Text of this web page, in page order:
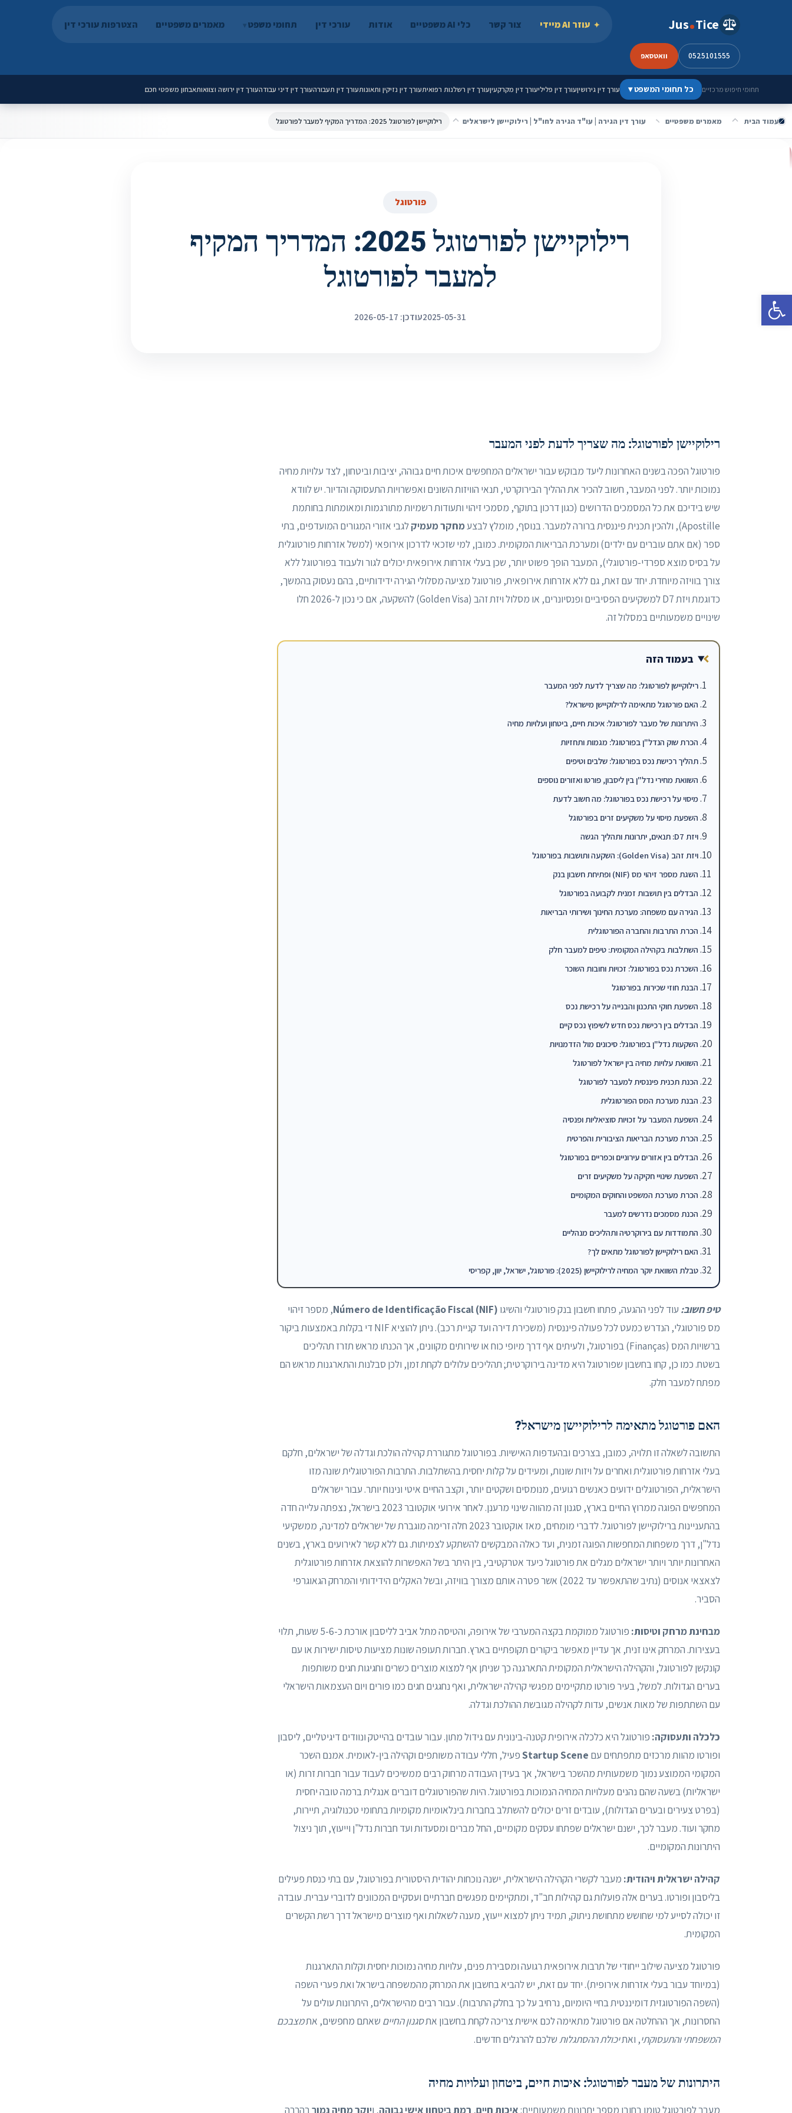
פתח סרגל נגישות
Jus Tice עוזר AI מיידי צור קשר כלי AI משפטיים אודות עורכי דין תחומי משפט מאמרים משפטיים הצטרפות עורכי דין
0525101555 וואטסאפ
תחומי חיפוש מרכזיים כל תחומי המשפט▾ עורך דין גירושיןעורך דין פליליעורך דין מקרקעיןעורך דין רשלנות רפואיתעורך דין נזיקין ותאונותעורך דין תעבורהעורך דין דיני עבודהעורך דין ירושה וצוואותאבחון משפטי חכם
עמוד הבית מאמרים משפטיים עורך דין הגירה | עו"ד הגירה לחו"ל | רילוקיישן לישראלים רילוקיישן לפורטוגל 2025: המדריך המקיף למעבר לפורטוגל
פורטוגל
רילוקיישן לפורטוגל 2025: המדריך המקיף
למעבר לפורטוגל
2025-05-31עודכן: 2026-05-17
רילוקיישן לפורטוגל: מה שצריך לדעת לפני המעבר
פורטוגל הפכה בשנים האחרונות ליעד מבוקש עבור ישראלים המחפשים איכות חיים גבוהה, יציבות וביטחון, לצד עלויות מחיה
נמוכות יותר. לפני המעבר, חשוב להכיר את ההליך הבירוקרטי, תנאי הוויזות השונים ואפשרויות התעסוקה והדיור. יש לוודא
שיש בידיכם את כל המסמכים הדרושים (כגון דרכון בתוקף, מסמכי זיהוי ותעודות רשמיות מתורגמות ומאומתות בחותמת
Apostille), ולהכין תכנית פיננסית ברורה למעבר. בנוסף, מומלץ לבצע
מחקר מעמיקלגבי אזורי המגורים המועדפים, בתי
ספר (אם אתם עוברים עם ילדים) ומערכת הבריאות המקומית. כמובן, למי שזכאי לדרכון אירופאי (למשל אזרחות פורטוגלית
על בסיס מוצא ספרדי-פורטוגלי), המעבר הופך פשוט יותר, שכן בעלי אזרחות אירופאית יכולים לגור ולעבוד בפורטוגל ללא
צורך בוויזה מיוחדת. יחד עם זאת, גם ללא אזרחות אירופאית, פורטוגל מציעה מסלולי הגירה ידידותיים, בהם נעסוק בהמשך,
כדוגמת ויזת D7 למשקיעים הפסיביים ופנסיונרים, או מסלול ויזת זהב (Golden Visa) להשקעה, אם כי נכון ל-2026 חלו
שינויים משמעותיים במסלול זה.
בעמוד הזה
רילוקיישן לפורטוגל: מה שצריך לדעת לפני המעבר
האם פורטוגל מתאימה לרילוקיישן מישראל?
היתרונות של מעבר לפורטוגל: איכות חיים, ביטחון ועלויות מחיה
הכרת שוק הנדל"ן בפורטוגל: מגמות ותחזיות
תהליך רכישת נכס בפורטוגל: שלבים וטיפים
השוואת מחירי נדל"ן בין ליסבון, פורטו ואזורים נוספים
מיסוי על רכישת נכס בפורטוגל: מה חשוב לדעת
השפעת מיסוי על משקיעים זרים בפורטוגל
ויזת D7: תנאים, יתרונות ותהליך הגשה
ויזת זהב (Golden Visa): השקעה ותושבות בפורטוגל
השגת מספר זיהוי מס (NIF) ופתיחת חשבון בנק
הבדלים בין תושבות זמנית לקבועה בפורטוגל
הגירה עם משפחה: מערכת החינוך ושירותי הבריאות
הכרת התרבות והחברה הפורטוגלית
השתלבות בקהילה המקומית: טיפים למעבר חלק
השכרת נכס בפורטוגל: זכויות וחובות השוכר
הבנת חוזי שכירות בפורטוגל
השפעת חוקי התכנון והבנייה על רכישת נכס
הבדלים בין רכישת נכס חדש לשיפוץ נכס קיים
השקעות נדל"ן בפורטוגל: סיכונים מול הזדמנויות
השוואת עלויות מחיה בין ישראל לפורטוגל
הכנת תכנית פיננסית למעבר לפורטוגל
הבנת מערכת המס הפורטוגלית
השפעת המעבר על זכויות סוציאליות ופנסיה
הכרת מערכת הבריאות הציבורית והפרטית
הבדלים בין אזורים עירוניים וכפריים בפורטוגל
השפעת שינויי חקיקה על משקיעים זרים
הכרת מערכת המשפט והחוקים המקומיים
הכנת מסמכים נדרשים למעבר
התמודדות עם בירוקרטיה ותהליכים מנהליים
האם רילוקיישן לפורטוגל מתאים לך?
טבלת השוואת יוקר המחיה לרילוקיישן (2025): פורטוגל, ישראל, יוון, קפריסי
טיפ חשוב: עוד לפני ההגעה, פתחו חשבון בנק פורטוגלי והשיגו Número de Identificação Fiscal (NIF), מספר זיהוי
מס פורטוגלי, הנדרש כמעט לכל פעולה פיננסית (משכירת דירה ועד קניית רכב). ניתן להוציא NIF די בקלות באמצעות ביקור
ברשויות המס (Finanças) בפורטוגל, ולעיתים אף דרך מיופי כוח או שירותים מקוונים, אך הכנתו מראש תזרז תהליכים
בשטח. כמו כן, קחו בחשבון שפורטוגל היא מדינה בירוקרטית; תהליכים עלולים לקחת זמן, ולכן סבלנות והתארגנות מראש הם
מפתח למעבר חלק.
האם פורטוגל מתאימה לרילוקיישן מישראל?
התשובה לשאלה זו תלויה, כמובן, בצרכים ובהעדפות האישיות. בפורטוגל מתגוררת קהילה הולכת וגדלה של ישראלים, חלקם
בעלי אזרחות פורטוגלית ואחרים על ויזות שונות, ומעידים על קלות יחסית בהשתלבות. התרבות הפורטוגלית שונה מזו
הישראלית, הפורטוגלים ידועים כאנשים רגועים, מנומסים ושקטים יותר, וקצב החיים איטי ונינוח יותר. עבור ישראלים
המחפשים הפוגה ממרוץ החיים בארץ, סגנון זה מהווה שינוי מרענן. לאחר אירועי אוקטובר 2023 בישראל, נצפתה עלייה חדה
בהתעניינות ברילוקיישן לפורטוגל. לדברי מומחים, מאז אוקטובר 2023 חלה זרימה מוגברת של ישראלים למדינה, ממשקיעי
נדל"ן, דרך משפחות המחפשות הפוגה זמנית, ועד כאלה המבקשים להשתקע לצמיתות. גם ללא קשר לאירועים בארץ, בשנים
האחרונות יותר ויותר ישראלים מגלים את פורטוגל כיעד אטרקטיבי, בין היתר בשל האפשרות להוצאת אזרחות פורטוגלית
לצאצאי אנוסים (נתיב שהתאפשר עד 2022) אשר פטרה אותם מצורך בוויזה, ובשל האקלים הידידותי והמרחק הגאוגרפי
הסביר.
מבחינת מרחק וטיסות:
פורטוגל ממוקמת בקצה המערבי של אירופה, והטיסה מתל אביב לליסבון אורכת כ-5-6 שעות, תלוי
בעצירות. המרחק אינו זניח, אך עדיין מאפשר ביקורים תקופתיים בארץ. חברות תעופה שונות מציעות טיסות ישירות או עם
קונקשן לפורטוגל, והקהילה הישראלית המקומית התארגנה כך שניתן אף למצוא מוצרים כשרים וחגיגות חגים משותפות
בערים הגדולות. למשל, בעיר פורטו מתקיימים מפגשי קהילה ישראלית, ואף נחגגים חגים כמו פורים ויום העצמאות הישראלי
עם השתתפות של מאות אנשים, עדות לקהילה מגובשת ההולכת וגדלה.
כלכלה ותעסוקה: פורטוגל היא כלכלה אירופית קטנה-בינונית עם גידול מתון. עבור עובדים בהייטק ונוודים דיגיטליים, ליסבון
ופורטו מהוות מרכזים מתפתחים עם Startup Sceneפעיל, חללי עבודה משותפים וקהילה בין-לאומית. אמנם השכר
המקומי הממוצע נמוך משמעותית מהשכר בישראל, אך בעידן העבודה מרחוק רבים ממשיכים לעבוד עבור חברות זרות (או
ישראליות) בשעה שהם נהנים מעלויות המחיה הנמוכות בפורטוגל. היות שהפורטוגלים דוברים אנגלית ברמה טובה יחסית
(בפרט צעירים ובערים הגדולות), עובדים זרים יכולים להשתלב בחברות בינלאומיות מקומיות בתחומי טכנולוגיה, תיירות,
מחקר ועוד. מעבר לכך, ישנם ישראלים שפתחו עסקים מקומיים, החל מברים ומסעדות ועד חברות נדל"ן וייעוץ, תוך ניצול
היתרונות המקומיים.
קהילה ישראלית ויהודית: מעבר לקשרי הקהילה הישראלית, ישנה נוכחות יהודית היסטורית בפורטוגל, עם בתי כנסת פעילים
בליסבון ופורטו. בערים אלה פועלות גם קהילות חב"ד, ומתקיימים מפגשים חברתיים ועסקיים המכוונים לדוברי עברית. עובדה
זו יכולה לסייע למי שחושש מתחושת ניתוק, תמיד ניתן למצוא ייעוץ, מענה לשאלות ואף מוצרים מישראל דרך רשת הקשרים
המקומית.
פורטוגל מציעה שילוב ייחודי של תרבות אירופאית רגועה ומסבירת פנים, עלויות מחיה נמוכות יחסית וקלות התארגנות
(במיוחד עבור בעלי אזרחות אירופית). יחד עם זאת, יש להביא בחשבון את המרחק מהמשפחה בישראל ואת פערי השפה
(השפה הפורטוגזית דומיננטית בחיי היומיום, נרחיב על כך בחלק התרבות). עבור רבים מהישראלים, היתרונות עולים על
החסרונות, אך ההחלטה אם פורטוגל מתאימה לכם אישית צריכה לקחת בחשבון אתסגנון החיים שאתם מחפשים, אתמצבכם
המשפחתי והתעסוקתי, ואתיכולת ההסתגלותשלכם להרגלים חדשים.
היתרונות של מעבר לפורטוגל: איכות חיים, ביטחון ועלויות מחיה
מעבר לפורטוגל טומן בחובו מספר יתרונות משמעותיים: איכות חיים, רמת ביטחון אישי גבוהה, ויוקר מחיה נמוך בהרבה